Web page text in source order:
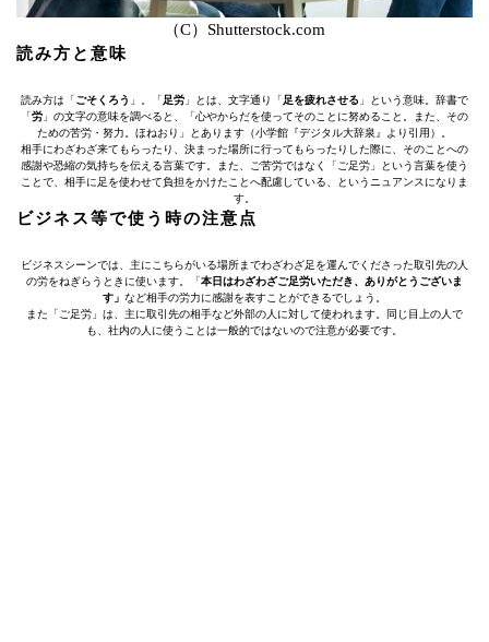
（C）Shutterstock.com
読み方と意味
読み方は「ごそくろう 」。「足労 」とは、文字通り「足を疲れさせる 」という意味。辞書で
「労 」の文字の意味を調べると、「心やからだを使ってそのことに努めること。また、その
ための苦労・努力。ほねおり」とあります（小学館『デジタル大辞泉』より引用）。
相手にわざわざ来てもらったり、決まった場所に行ってもらったりした際に、そのことへの
感謝や恐縮の気持ちを伝える言葉です。また、ご苦労ではなく「ご足労」という言葉を使う
ことで、相手に足を使わせて負担をかけたことへ配慮している、というニュアンスになりま
す。
ビジネス等で使う時の注意点
ビジネスシーンでは、主にこちらがいる場所までわざわざ足を運んでくださった取引先の人
の労をねぎらうときに使います。「本日はわざわざご足労いただき、ありがとうございま
す」 など相手の労力に感謝を表すことができるでしょう。
また「ご足労」は、主に取引先の相手など外部の人に対して使われます。同じ目上の人で
も、社内の人に使うことは一般的ではないので注意が必要です。